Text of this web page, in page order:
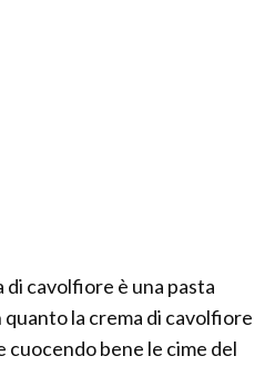
di cavolfiore è una pasta
la crema di cavolfiore
bene le cime del